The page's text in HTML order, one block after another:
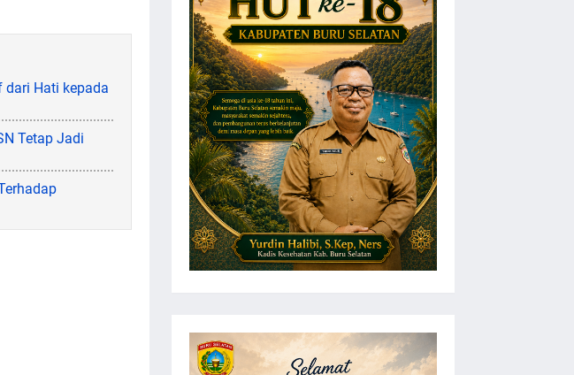
dari Hati kepada
Tetap Jadi